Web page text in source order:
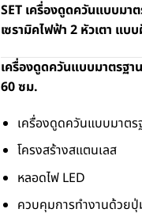
SET เครื่องดูดควันแบบมา
เซรามิคไฟฟ้า 2 หัวเตา แบ
เครื่องดูดควันแบบมาตรฐ
60 ซม.
เครื่องดูดควันแบบมาต
โครงสร้างสแตนเลส
หลอดไฟ LED
ควบคุมการทำงานด้วย